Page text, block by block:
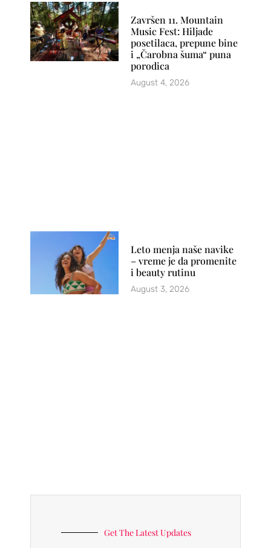
Završen 11. Mountain
Music Fest: Hiljade
posetilaca, prepune bine
i „Čarobna šuma“ puna
porodica
August 4, 2026
Leto menja naše navike
– vreme je da promenite
i beauty rutinu
August 3, 2026
Get The Latest Updates